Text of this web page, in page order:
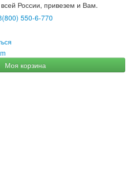
России, привезем и Вам.
550-6-770
Моя корзина